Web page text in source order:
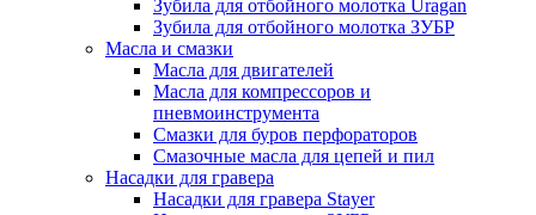
Зубила для отбойного молотка Uragan
Зубила для отбойного молотка ЗУБР
Масла и смазки
Масла для двигателей
Масла для компрессоров и
пневмоинструмента
Смазки для буров перфораторов
Смазочные масла для цепей и пил
Насадки для гравера
Насадки для гравера Stayer